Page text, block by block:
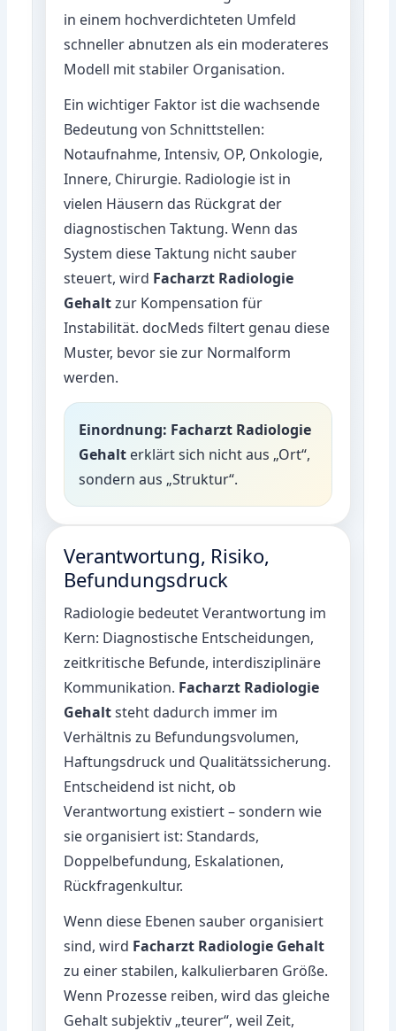
in einem hochverdichteten Umfeld
schneller abnutzen als ein moderateres
Modell mit stabiler Organisation.
Ein wichtiger Faktor ist die wachsende
Bedeutung von Schnittstellen:
Notaufnahme, Intensiv, OP, Onkologie,
Innere, Chirurgie. Radiologie ist in
vielen Häusern das Rückgrat der
diagnostischen Taktung. Wenn das
System diese Taktung nicht sauber
steuert, wird Facharzt Radiologie
Gehaltzur Kompensation für
Instabilität. docMeds filtert genau diese
Muster, bevor sie zur Normalform
werden.
Einordnung: Facharzt Radiologie
Gehalt erklärt sich nicht aus „Ort“,
sondern aus „Struktur“.
Verantwortung, Risiko,
Befundungsdruck
Radiologie bedeutet Verantwortung im
Kern: Diagnostische Entscheidungen,
zeitkritische Befunde, interdisziplinäre
Kommunikation. Facharzt Radiologie
Gehaltsteht dadurch immer im
Verhältnis zu Befundungsvolumen,
Haftungsdruck und Qualitätssicherung.
Entscheidend ist nicht, ob
Verantwortung existiert – sondern wie
sie organisiert ist: Standards,
Doppelbefundung, Eskalationen,
Rückfragenkultur.
Wenn diese Ebenen sauber organisiert
sind, wird Facharzt Radiologie Gehalt
zu einer stabilen, kalkulierbaren Größe.
Wenn Prozesse reiben, wird das gleiche
Gehalt subjektiv „teurer“, weil Zeit,